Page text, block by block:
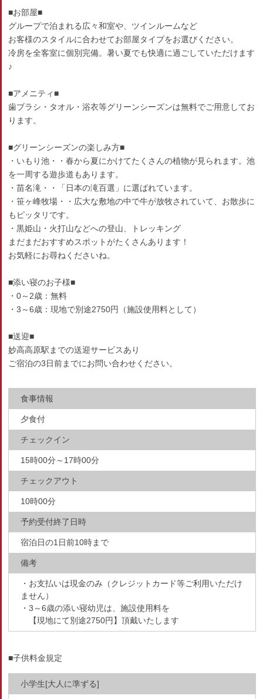
■お部屋■
グループで泊まれる広々和室や、ツインルームなど
お客様のスタイルに合わせてお部屋タイプをお選びください。
冷房を全客室に個別完備。暑い夏でも快適に過ごしていただけます
♪
■アメニティ■
歯ブラシ・タオル・浴衣等グリーンシーズンは無料でご用意してお
ります。
■グリーンシーズンの楽しみ方■
・いもり池・・春から夏にかけてたくさんの植物が見られます。池
を一周する遊歩道もあります。
・苗名滝・・「日本の滝百選」に選ばれています。
・笹ヶ峰牧場・・広大な敷地の中で牛が放牧されていて、お散歩に
もピッタリです。
・黒姫山・火打山などへの登山、トレッキング
まだまだおすすめスポットがたくさんあります！
お気軽にお尋ねくださいね。
■添い寝のお子様■
・0～2歳：無料
・3～6歳：現地で別途2750円（施設使用料として）
■送迎■
妙高高原駅までの送迎サービスあり
ご宿泊の3日前までにお問い合わせください。
食事情報
夕食付
チェックイン
15時00分～17時00分
チェックアウト
10時00分
予約受付終了日時
宿泊日の1日前10時まで
備考
・お支払いは現金のみ（クレジットカード等ご利用いただけ
ません）
・3～6歳の添い寝幼児は、施設使用料を
【現地にて別途2750円】頂戴いたします
■子供料金規定
小学生[大人に準ずる]